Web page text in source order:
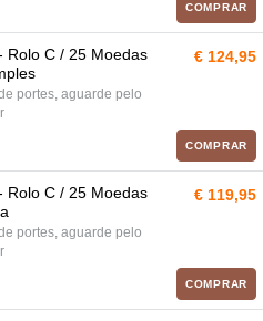
COMPRAR
Rolo C / 25 Moedas
portes, aguarde pelo
€ 124,95
COMPRAR
Rolo C / 25 Moedas
portes, aguarde pelo
€ 119,95
COMPRAR